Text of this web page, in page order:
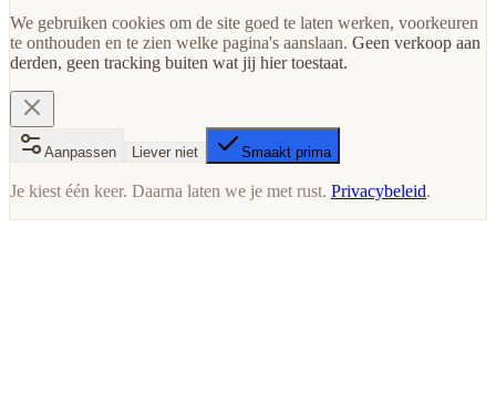
We gebruiken cookies om de site goed te laten werken, voorkeuren
te onthouden en te zien welke pagina's aanslaan. Geen verkoop aan
derden, geen tracking buiten wat jij hier toestaat.
Aanpassen Liever niet Smaakt prima
Je kiest één keer. Daarna laten we je met rust. Privacybeleid.